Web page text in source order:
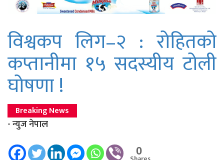
विश्वकप लिग–२ : रोहितको
कप्तानीमा १५ सदस्यीय टोली
घोषणा !
Breaking News
- न्युज नेपाल
0